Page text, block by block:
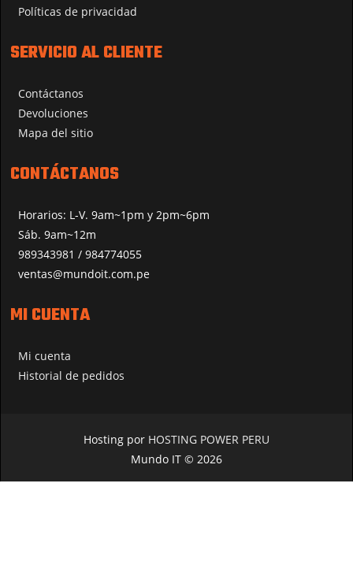
Políticas de privacidad
SERVICIO AL CLIENTE
Contáctanos
Devoluciones
Mapa del sitio
CONTÁCTANOS
Horarios: L-V. 9am~1pm y 2pm~6pm
Sáb. 9am~12m
989343981 / 984774055
ventas@mundoit.com.pe
MI CUENTA
Mi cuenta
Historial de pedidos
Hosting por HOSTING POWER PERU
Mundo IT © 2026